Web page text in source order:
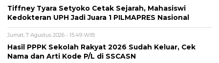
Tiffney Tyara Setyoko Cetak Sejarah, Mahasiswi
Kedokteran UPH Jadi Juara 1 PILMAPRES Nasional
Jumat, 7 Agustus 2026 - 15:49 WIB
Hasil PPPK Sekolah Rakyat 2026 Sudah Keluar, Cek
Nama dan Arti Kode P/L di SSCASN